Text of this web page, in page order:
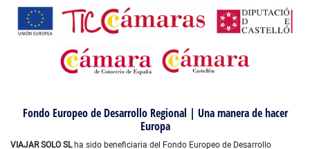
Fondo Europeo de Desarrollo Regional | Una manera de hacer
Europa
VIAJAR SOLO SLha sido beneficiaria del Fondo Europeo de Desarrollo